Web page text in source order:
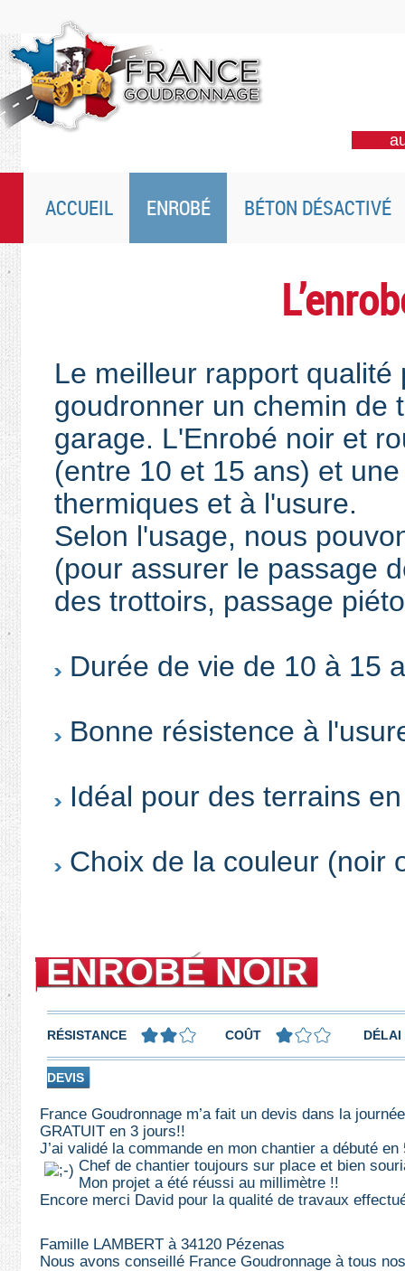
ACCUEIL ENROBÉ BÉTON DÉSACTIVÉ
Le meilleur rapport
goudronner un chemin de
garage. L'Enrobé noir et
(entre 10 et 15 ans) et
thermiques et à l'usure.
Selon l'usage, nous
(pour assurer le passage
des trottoirs, passage
Durée de vie de 10 à 15
Bonne résistence à
Idéal pour des terrains
Choix de la couleur (noir
ENROBÉ NOIR
RÉSISTANCE COÛT
DEVIS
France Goudronnage m’a fait un devis dans la
GRATUIT en 3 jours!!
J’ai validé la commande en mon chantier a débuté en
Chef de chantier toujours sur place et bien
Mon projet a été réussi au millimètre !!
Encore merci David pour la qualité de travaux
Famille LAMBERT à 34120 Pézenas
Nous avons conseillé France Goudronnage à tous